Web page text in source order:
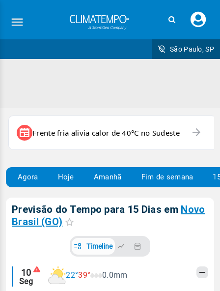
seu
São Paulo, SP
newspaper Frente fria alivia calor de 40°C no Sudeste arrow_forward
Agora Hoje Amanhã Fim de semana
Previsão do Tempo para 15 Dias em Novo
Brasil (GO)
Timeline
Alertas
meteorológicos
10
Seg
22°39° 0.0mm